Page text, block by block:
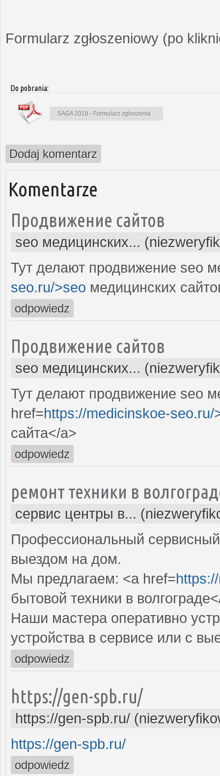
Formularz zgłoszeniowy (po
Do pobrania:
SAGA 2018 - Formularz zgłoszenia
Dodaj komentarz
Komentarze
Продвижение сайтов
seo медицинских...
Тут делают продвижение seo
seo.ru/>seo медицинских
odpowiedz
Продвижение сайтов
seo медицинских...
Тут делают продвижение seo
href=https://medicinskoe-seo.ru/
сайта</a>
odpowiedz
ремонт техники в
сервис центры в...
Профессиональный
выездом на дом.
Мы предлагаем: <a href=
бытовой техники в
Наши мастера оперативно
устройства в сервисе или с
odpowiedz
https://gen-spb.ru/
https://gen-spb.ru/
https://gen-spb.ru/
odpowiedz